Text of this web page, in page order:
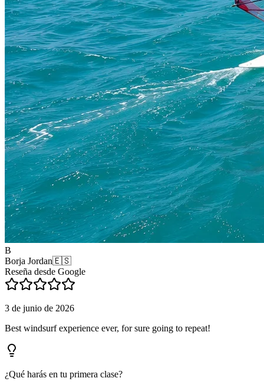
B
Borja Jordan🇪🇸
Reseña desde Google
3 de junio de 2026
Best windsurf experience ever, for sure going to repeat!
¿Qué harás en tu primera clase?